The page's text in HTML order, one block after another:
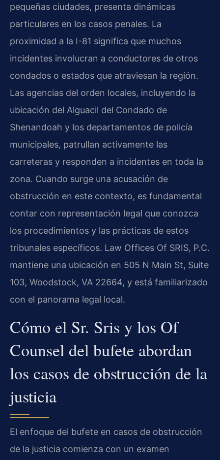
pequeñas ciudades, presenta dinámicas
particulares en los casos penales. La
proximidad a la I-81 significa que muchos
incidentes involucran a conductores de otros
condados o estados que atraviesan la región.
Las agencias del orden locales, incluyendo la
ubicación del Alguacil del Condado de
Shenandoah y los departamentos de policía
municipales, patrullan activamente las
carreteras y responden a incidentes en toda la
zona. Cuando surge una acusación de
obstrucción en este contexto, es fundamental
contar con representación legal que conozca
los procedimientos y las prácticas de estos
tribunales específicos. Law Offices Of SRIS, P.C.
mantiene una ubicación en 505 N Main St, Suite
103, Woodstock, VA 22664, y está familiarizado
con el panorama legal local.
Cómo el Sr. Sris y los Of
Counsel del bufete abordan
los casos de obstrucción de la
justicia
El enfoque del bufete en casos de obstrucción
de la justicia comienza con un examen